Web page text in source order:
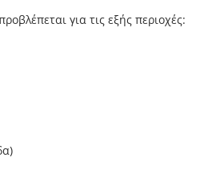
για τις εξής περιοχές: